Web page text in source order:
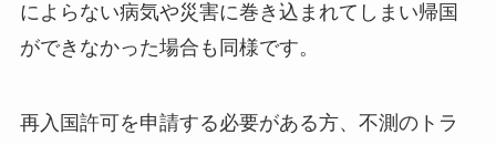
によらない病気や災害に巻き込まれてしまい帰国
ができなかった場合も同様です。
再入国許可を申請する必要がある方、不測のトラ